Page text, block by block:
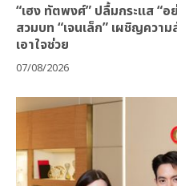
“เฮง ทัตพงศ์” ปลื้มกระแส “
สวมบท “เจนเล็ก” เผชิญคว
เอาใจช่วย
07/08/2026